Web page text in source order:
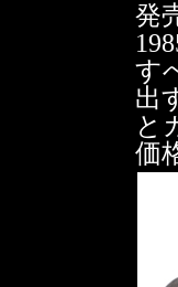
発
す
出
と
価